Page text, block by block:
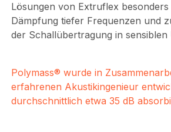
Lösungen von Extruflex
Dämpfung tiefer Frequenzen und
der Schallübertragung in sensiblen
Polymass® wurde in
erfahrenen Akustikingenieur
durchschnittlich etwa 35 dB